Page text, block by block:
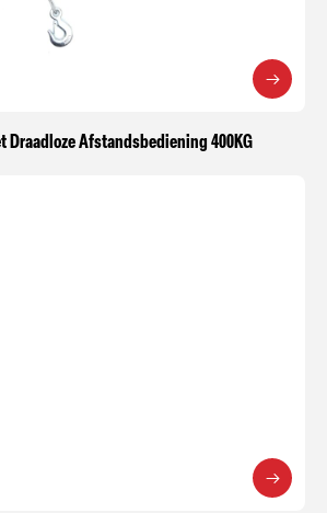
Draadloze Afstandsbediening 400KG